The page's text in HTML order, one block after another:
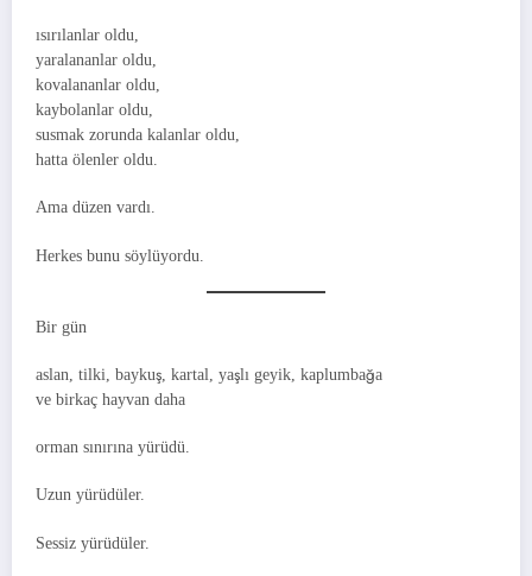
ısırılanlar oldu,
yaralananlar oldu,
kovalananlar oldu,
kaybolanlar oldu,
susmak zorunda kalanlar oldu,
hatta ölenler oldu.
Ama düzen vardı.
Herkes bunu söylüyordu.
Bir gün
aslan, tilki, baykuş, kartal, yaşlı geyik, kaplumbağa
ve birkaç hayvan daha
orman sınırına yürüdü.
Uzun yürüdüler.
Sessiz yürüdüler.